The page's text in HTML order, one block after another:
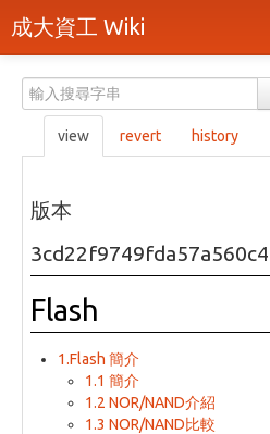
成大資工 Wiki
分類
隨機頁面
最近活動
上傳檔案
頁面原始檔
可列印版本
刪除本頁
view revert history
版本
Flash
1.Flash 簡介
1.1 簡介
1.2 NOR/NAND介紹
1.3 NOR/NAND比較